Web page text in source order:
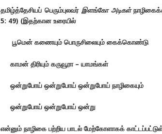
தமிழ்த்தேசியப் பெரும்புலவர் இளங்கோ அடிகள்
5: 49) (இதற்கான உரையில்
பூமென் கணையும் பொருசிலையும் கைக்கொண்டு
காமன் திரியும் கருவூரா – யாமங்கள்
ஒன்றுபோய் ஒன்றுபோய் ஒன்றுபோய் நாழிகையும்
ஒன்றுபோய் ஒன்றுபோய் ஒன்று
என்னும் நாழிகை பற்றிய பாடல் மேற்கோளாகக்